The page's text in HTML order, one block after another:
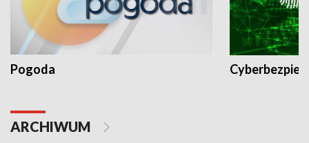
Pogoda
ARCHIWUM